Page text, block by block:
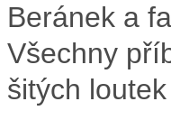
Beránek a
Všechny
šitých